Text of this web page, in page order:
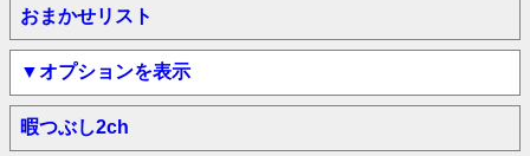
おまかせリスト
▼オプションを表示
暇つぶし2ch